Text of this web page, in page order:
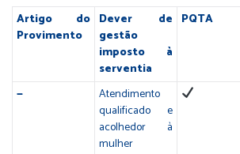
Artigo do
Provimento
Dever de
gestão
imposto à
serventia
PQTA
—
Atendimento
qualificado e
acolhedor à
mulher